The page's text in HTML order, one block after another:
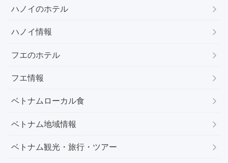
ハノイのホテル
ハノイ情報
フエのホテル
フエ情報
ベトナムローカル食
ベトナム地域情報
ベトナム観光・旅行・ツアー